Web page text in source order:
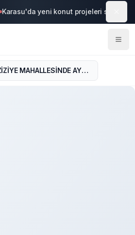
Karasu'da yeni konut projeleri start aldı
AZİZİYE MAHALLESİNDE AYRI MUTFAKLI YERDEN ISTMALI 2+1 DAİRE